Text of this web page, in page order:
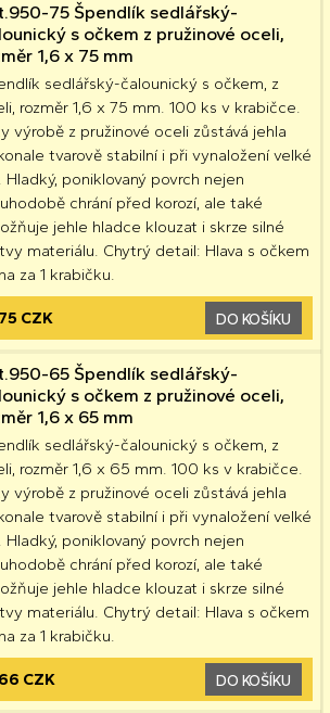
75 Špendlík sedlářský-
s očkem z pružinové oceli,
1,6 x 75 mm
sedlářský-čalounický s očkem, z
rozměr 1,6 x 75 mm. 100 ks v krabičce.
výrobě z pružinové oceli zůstává jehla
tvarově stabilní i při vynaložení velké
Hladký, poniklovaný povrch nejen
chrání před korozí, ale také
jehle hladce klouzat i skrze silné
materiálu. Chytrý detail: Hlava s očkem
za 1 krabičku.
CZK DO KOŠÍKU
65 Špendlík sedlářský-
s očkem z pružinové oceli,
1,6 x 65 mm
sedlářský-čalounický s očkem, z
rozměr 1,6 x 65 mm. 100 ks v krabičce.
výrobě z pružinové oceli zůstává jehla
tvarově stabilní i při vynaložení velké
Hladký, poniklovaný povrch nejen
chrání před korozí, ale také
jehle hladce klouzat i skrze silné
materiálu. Chytrý detail: Hlava s očkem
za 1 krabičku.
CZK DO KOŠÍKU